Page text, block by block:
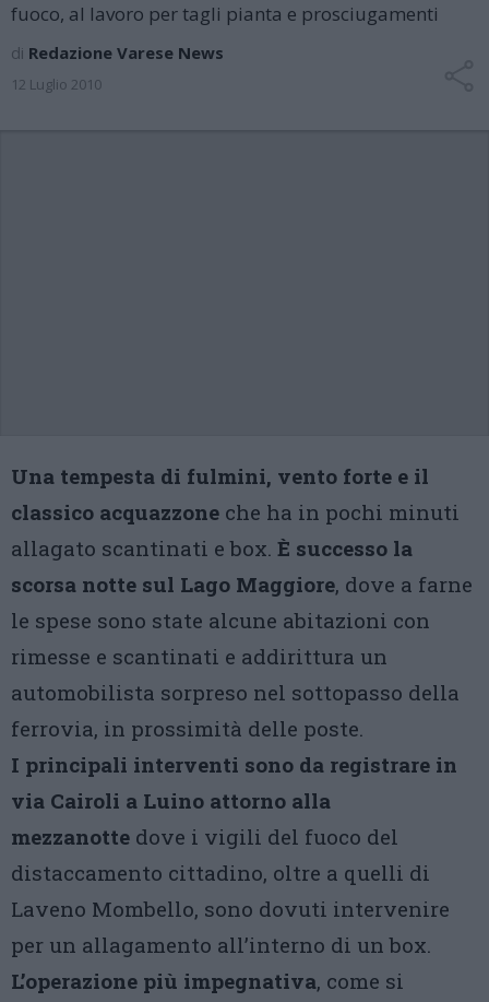
fuoco, al lavoro per tagli pianta e prosciugamenti
di Redazione Varese News
12 Luglio 2010
Una tempesta di fulmini, vento forte e il
classico acquazzone che ha in pochi minuti
allagato scantinati e box. È successo la
scorsa notte sul Lago Maggiore, dove a farne
le spese sono state alcune abitazioni con
rimesse e scantinati e addirittura un
automobilista sorpreso nel sottopasso della
ferrovia, in prossimità delle poste.
I principali interventi sono da registrare in
via Cairoli a Luino attorno alla
mezzanotte dove i vigili del fuoco del
distaccamento cittadino, oltre a quelli di
Laveno Mombello, sono dovuti intervenire
per un allagamento all’interno di un box.
L’operazione più impegnativa, come si